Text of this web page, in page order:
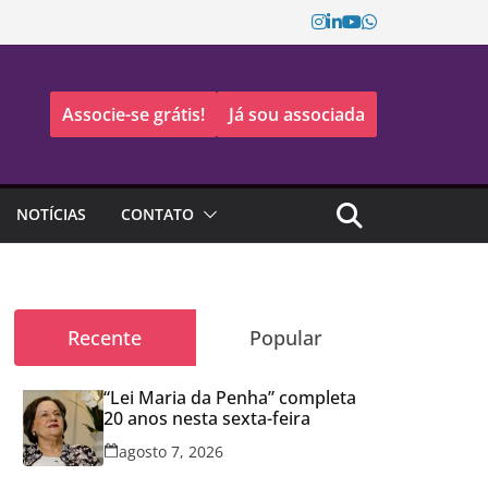
Associe-se grátis! Já sou associada
NOTÍCIAS CONTATO
Recente Popular
“Lei Maria da Penha” completa
20 anos nesta sexta-feira
agosto 7, 2026